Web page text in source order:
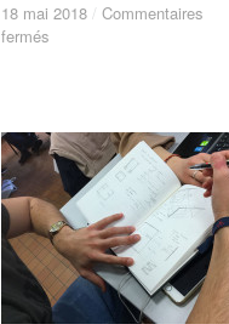
18 mai 2018 / Commentaires
fermés
–
La
Louvière
18 mai 2018 / Commentaires
fermés
–
La
Louvière